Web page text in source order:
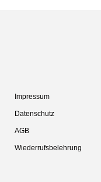
Impressum
Datenschutz
AGB
Wiederrufsbelehrung